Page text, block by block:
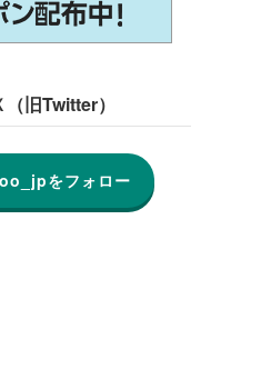
旧Twitter）
をフォロー